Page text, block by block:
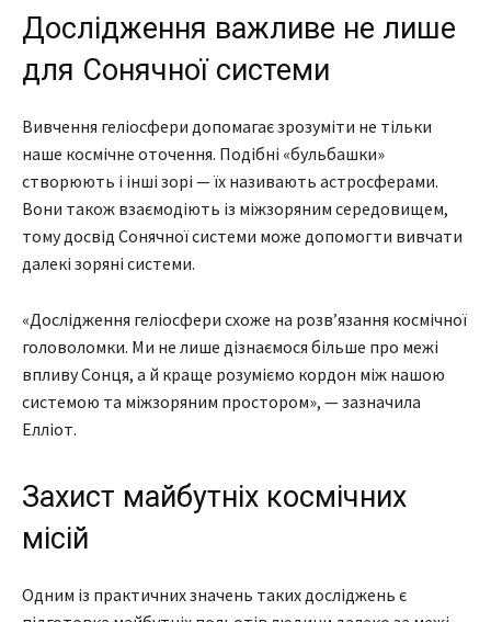
Дослідження важливе не лише
для Сонячної системи
Вивчення геліосфери допомагає зрозуміти не тільки
наше космічне оточення. Подібні «бульбашки»
створюють і інші зорі — їх називають астроcферами.
Вони також взаємодіють із міжзоряним середовищем,
тому досвід Сонячної системи може допомогти вивчати
далекі зоряні системи.
«Дослідження геліосфери схоже на розв’язання космічної
головоломки. Ми не лише дізнаємося більше про межі
впливу Сонця, а й краще розуміємо кордон між нашою
системою та міжзоряним простором», — зазначила
Елліот.
Захист майбутніх космічних
місій
Одним із практичних значень таких досліджень є